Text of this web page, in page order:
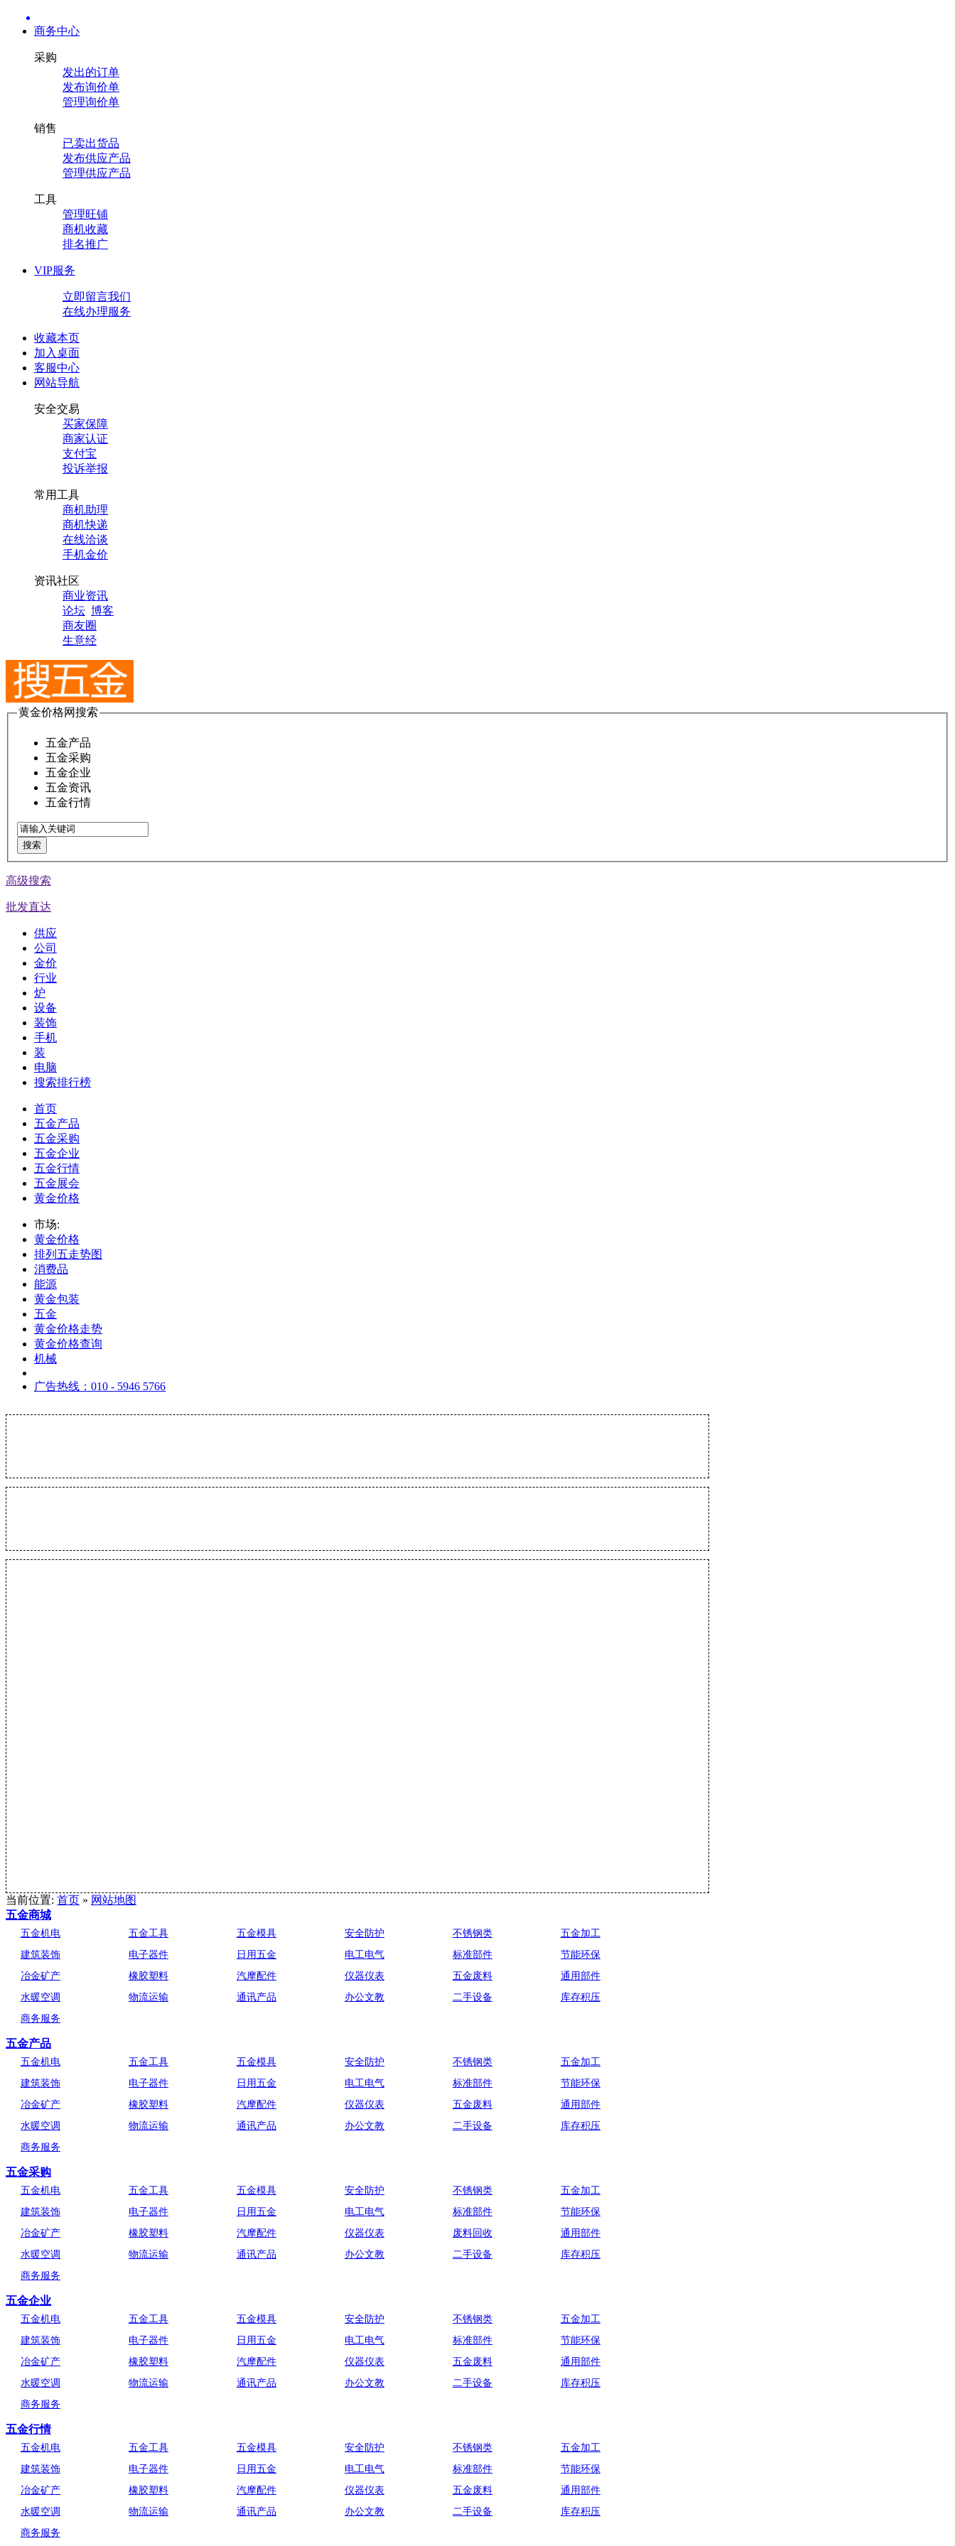
商务中心
采购
发出的订单
发布询价单
管理询价单
销售
已卖出货品
发布供应产品
管理供应产品
工具
管理旺铺
商机收藏
排名推广
VIP服务
立即留言我们
在线办理服务
收藏本页
加入桌面
客服中心
网站导航
安全交易
买家保障
商家认证
支付宝
投诉举报
常用工具
商机助理
商机快递
在线洽谈
手机金价
资讯社区
商业资讯
论坛 博客
商友圈
生意经
黄金价格网搜索
五金产品
五金采购
五金企业
五金资讯
五金行情
搜索
高级搜索
批发直达
供应
公司
金价
行业
炉
设备
装饰
手机
装
电脑
搜索排行榜
首页
五金产品
五金采购
五金企业
五金行情
五金展会
黄金价格
市场:
黄金价格
排列五走势图
消费品
能源
黄金包装
五金
黄金价格走势
黄金价格查询
机械
广告热线：010 - 5946 5766
当前位置: 首页 » 网站地图
五金商城
五金机电 五金工具 五金模具 安全防护 不锈钢类
五金加工
建筑装饰
电子器件 日用五金 电工电气 标准部件
节能环保
冶金矿产
橡胶塑料 汽摩配件 仪器仪表 五金废料
通用部件
水暖空调
物流运输 通讯产品 办公文教 二手设备
库存积压
商务服务
五金产品
五金机电 五金工具 五金模具 安全防护 不锈钢类
五金加工
建筑装饰
电子器件 日用五金 电工电气 标准部件
节能环保
冶金矿产
橡胶塑料 汽摩配件 仪器仪表 五金废料
通用部件
水暖空调
物流运输 通讯产品 办公文教 二手设备
库存积压
商务服务
五金采购
五金机电 五金工具 五金模具 安全防护 不锈钢类
五金加工
建筑装饰
电子器件 日用五金 电工电气 标准部件
节能环保
冶金矿产
橡胶塑料 汽摩配件 仪器仪表 废料回收
通用部件
水暖空调
物流运输 通讯产品 办公文教 二手设备
库存积压
商务服务
五金企业
五金机电 五金工具 五金模具 安全防护 不锈钢类
五金加工
建筑装饰
电子器件 日用五金 电工电气 标准部件
节能环保
冶金矿产
橡胶塑料 汽摩配件 仪器仪表 五金废料
通用部件
水暖空调
物流运输 通讯产品 办公文教 二手设备
库存积压
商务服务
五金行情
五金机电 五金工具 五金模具 安全防护 不锈钢类
五金加工
建筑装饰
电子器件 日用五金 电工电气 标准部件
节能环保
冶金矿产
橡胶塑料 汽摩配件 仪器仪表 五金废料
通用部件
水暖空调
物流运输 通讯产品 办公文教 二手设备
库存积压
商务服务